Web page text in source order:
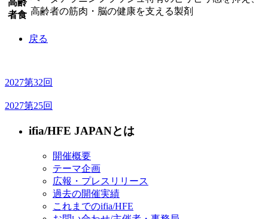
者食 高齢者の筋肉・脳の健康を支える製剤
戻る
2027第32回
2027第25回
ifia/HFE JAPANとは
開催概要
テーマ企画
広報・プレスリリース
過去の開催実績
これまでのifia/HFE